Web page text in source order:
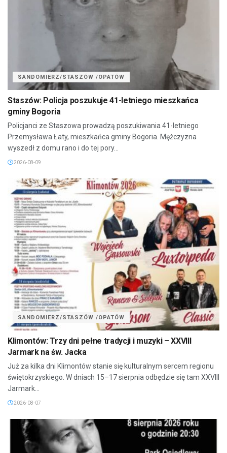
SANDOMIERZ/STASZÓW /OPATÓW
Staszów: Policja poszukuje 41-letniego mieszkańca
gminy Bogoria
Policjanci ze Staszowa prowadzą poszukiwania 41-letniego
Przemysława Łaty, mieszkańca gminy Bogoria. Mężczyzna
wyszedł z domu rano i do tej pory...
2026-08-09
SANDOMIERZ/STASZÓW /OPATÓW
Klimontów: Trzy dni pełne tradycji i muzyki – XXVIII
Jarmark na św. Jacka
Już za kilka dni Klimontów stanie się kulturalnym sercem regionu
świętokrzyskiego. W dniach 15–17 sierpnia odbędzie się tam XXVIII
Jarmark...
2026-08-07